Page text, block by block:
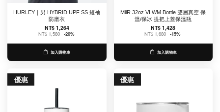
HURLEY｜男 HYBRID UPF SS 短袖
防磨衣
NT$ 1,264
NT$ 1,580 -20%
加入購物車
MiiR 32oz VI WM Bottle 雙層真空 保
溫/保冰 提把上蓋保溫瓶
NT$ 1,428
NT$ 1,680 -15%
加入購物車
優惠 優惠